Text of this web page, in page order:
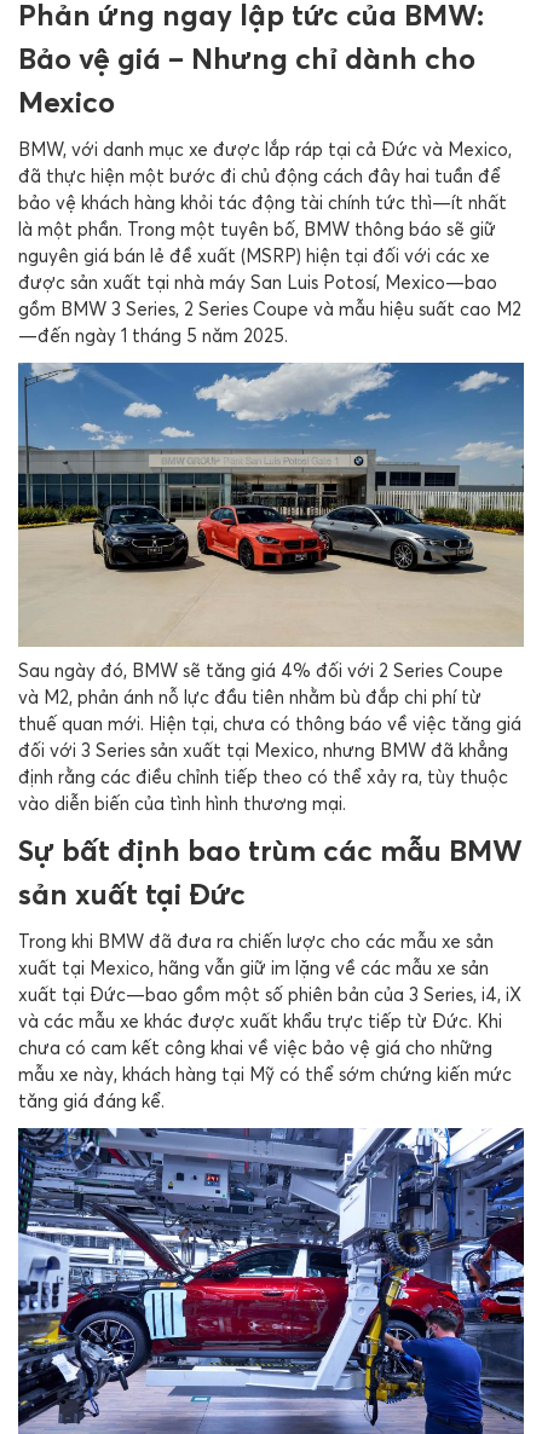
Phản ứng ngay lập tức của BMW:
Bảo vệ giá – Nhưng chỉ dành cho
Mexico
BMW, với danh mục xe được lắp ráp tại cả Đức và Mexico,
đã thực hiện một bước đi chủ động cách đây hai tuần để
bảo vệ khách hàng khỏi tác động tài chính tức thì—ít nhất
là một phần. Trong một tuyên bố, BMW thông báo sẽ giữ
nguyên giá bán lẻ đề xuất (MSRP) hiện tại đối với các xe
được sản xuất tại nhà máy San Luis Potosí, Mexico—bao
gồm BMW 3 Series, 2 Series Coupe và mẫu hiệu suất cao M2
—đến ngày 1 tháng 5 năm 2025.
Sau ngày đó, BMW sẽ tăng giá 4% đối với 2 Series Coupe
và M2, phản ánh nỗ lực đầu tiên nhằm bù đắp chi phí từ
thuế quan mới. Hiện tại, chưa có thông báo về việc tăng giá
đối với 3 Series sản xuất tại Mexico, nhưng BMW đã khẳng
định rằng các điều chỉnh tiếp theo có thể xảy ra, tùy thuộc
vào diễn biến của tình hình thương mại.
Sự bất định bao trùm các mẫu BMW
sản xuất tại Đức
Trong khi BMW đã đưa ra chiến lược cho các mẫu xe sản
xuất tại Mexico, hãng vẫn giữ im lặng về các mẫu xe sản
xuất tại Đức—bao gồm một số phiên bản của 3 Series, i4, iX
và các mẫu xe khác được xuất khẩu trực tiếp từ Đức. Khi
chưa có cam kết công khai về việc bảo vệ giá cho những
mẫu xe này, khách hàng tại Mỹ có thể sớm chứng kiến mức
tăng giá đáng kể.